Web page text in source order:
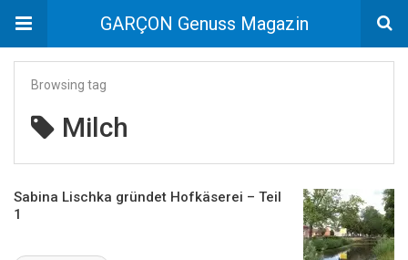
GARÇON Genuss Magazin
Browsing tag
Milch
Sabina Lischka gründet Hofkäserei – Teil
1